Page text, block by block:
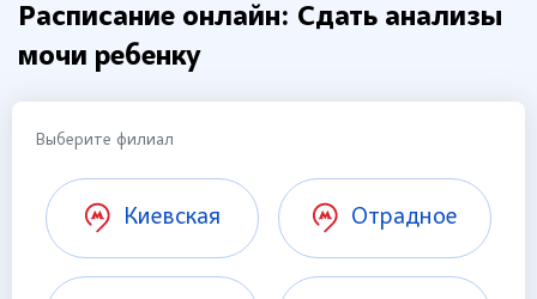
Расписание онлайн: Сдать анализы
мочи ребенку
Выберите филиал
Киевская Отрадное